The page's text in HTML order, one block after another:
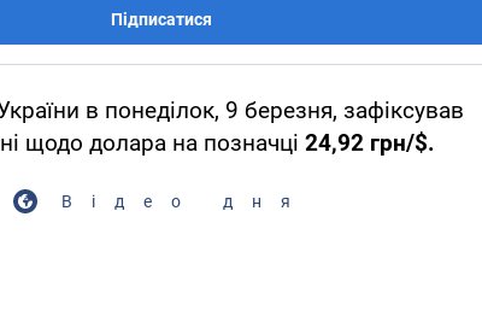
Підписатися
в понеділок, 9 березня, зафіксував
щодо долара на позначці 24,92 грн/$.
Відео дня